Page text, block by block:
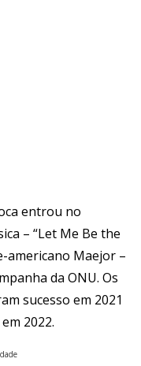
entrou no
– “Let Me Be the
americano Maejor –
da ONU. Os
sucesso em 2021
em 2022.